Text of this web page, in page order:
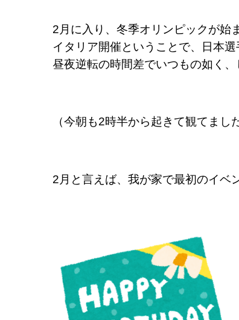
2月に入り、冬季オリンピックが始
イタリア開催ということで、日本
昼夜逆転の時間差でいつもの如く
（今朝も2時半から起きて観てまし
2月と言えば、我が家で最初のイベ